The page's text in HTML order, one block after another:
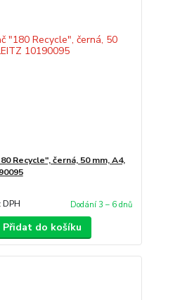
Recycle", černá, 50 mm, A4,
Dodání 3 – 6 dnů
Přidat do košíku